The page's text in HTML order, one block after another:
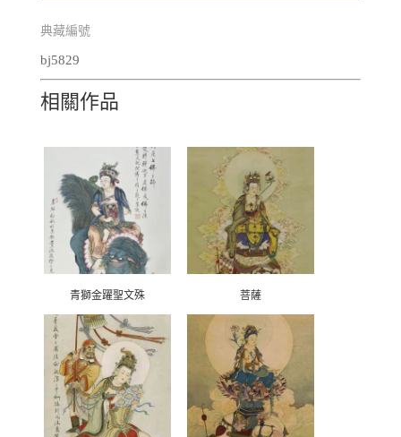
典藏編號
bj5829
相關作品
青獅金躍聖文殊 菩薩